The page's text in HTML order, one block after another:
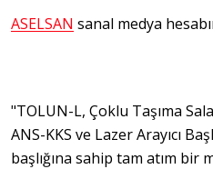
ASELSAN sanal medya
"TOLUN-L, Çoklu Taşıma
ANS-KKS ve Lazer Arayıcı
başlığına sahip tam atım